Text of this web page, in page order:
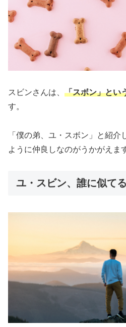
スビンさんは、 「スボン」とい
す。
「僕の弟、ユ・スボン」と紹
ように仲良しなのがうかがえま
ユ・スビン、誰に似て